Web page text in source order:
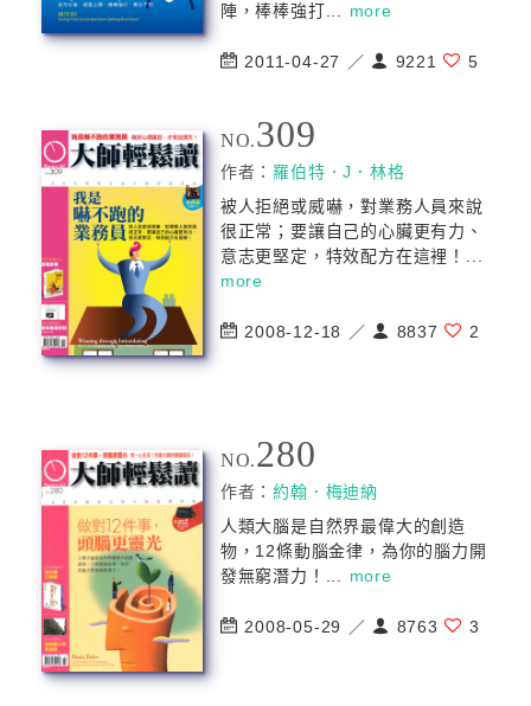
陣，棒棒強打... more
2011-04-27 ／ 9221 5
NO.309
作者： 羅伯特．J．林格
被人拒絕或威嚇，對業務人員來說
很正常；要讓自己的心臟更有力、
意志更堅定，特效配方在這裡！...
more
2008-12-18 ／ 8837 2
NO.280
作者：約翰．梅迪納
人類大腦是自然界最偉大的創造
物，12條動腦金律，為你的腦力開
發無窮潛力！... more
2008-05-29 ／ 8763 3